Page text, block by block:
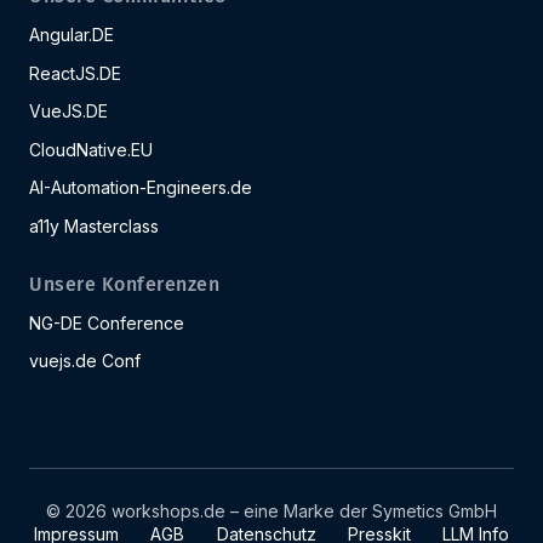
Angular.DE
ReactJS.DE
VueJS.DE
CloudNative.EU
AI-Automation-Engineers.de
a11y Masterclass
Unsere Konferenzen
NG-DE Conference
vuejs.de Conf
© 2026 workshops.de – eine Marke der Symetics GmbH
Impressum
AGB Datenschutz Presskit LLM Info